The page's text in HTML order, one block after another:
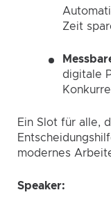
Zeit
digitale
Ein Slot für alle,
modernes
Speaker: